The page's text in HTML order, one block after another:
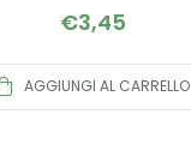
€3,45
AGGIUNGI AL CARRELLO